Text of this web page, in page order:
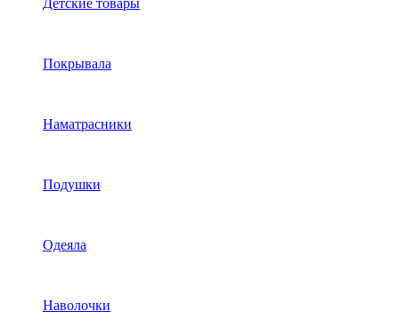
Детские товары
Покрывала
Наматрасники
Подушки
Одеяла
Наволочки